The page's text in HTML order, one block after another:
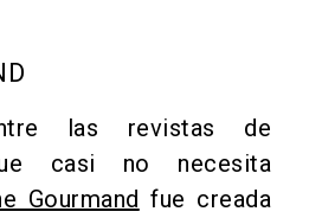
las revistas de
casi no necesita
Gourmand fue creada